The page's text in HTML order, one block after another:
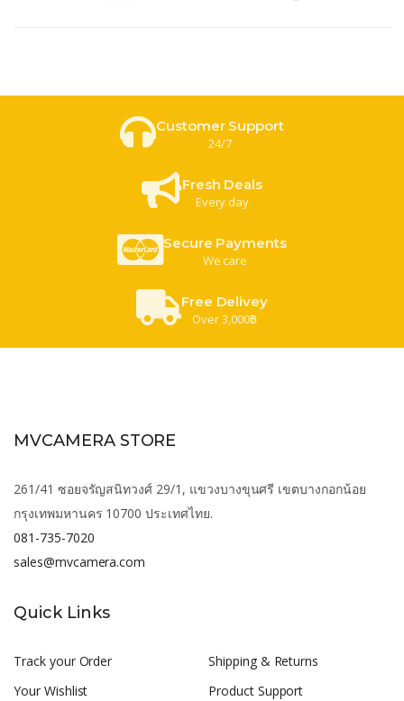
Customer Support
24/7
Fresh Deals
Every day
Secure Payments
We care
Free Delivey
Over 3,000฿
MVCAMERA STORE
261/41 ซอยจรัญสนิทวงศ์ 29/1, แขวงบางขุนศรี เขตบางกอกน้อย
กรุงเทพมหานคร 10700 ประเทศไทย.
081-735-7020
sales@mvcamera.com
Quick Links
Track your Order
Your Wishlist
Shipping & Returns
Product Support